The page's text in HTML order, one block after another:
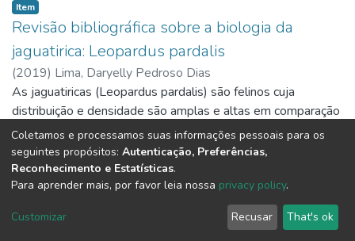
Item
Revisão bibliográfica sobre a biologia da
jaguatirica: Leopardus pardalis
(2019) Lima, Daryelly Pedroso Dias
As jaguatiricas (Leopardus pardalis) são felinos cuja
distribuição e densidade são amplas e altas em comparação
aos demais felinos, possuindo uma boa versatilidade de
adaptação, e assim como a maioria dos felinos, são animais
discretos com hábitos noturnos.
Show more
DSpace software copyright © 2002-2026 LYRASIS
Send Feedback
Coletamos e processamos suas informações pessoais para os
seguintes propósitos: Autenticação, Preferências,
Reconhecimento e Estatísticas.
Para aprender mais, por favor leia nossa privacy policy.
Customizar Recusar That's ok